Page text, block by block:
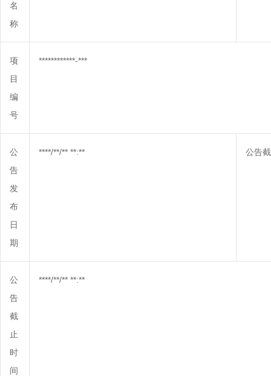
名
称
项
目
编
号
************-***
公
告
发
布
日
期
****/**/** **:** 公告
公
告
截
止
时
间
****/**/** **:**